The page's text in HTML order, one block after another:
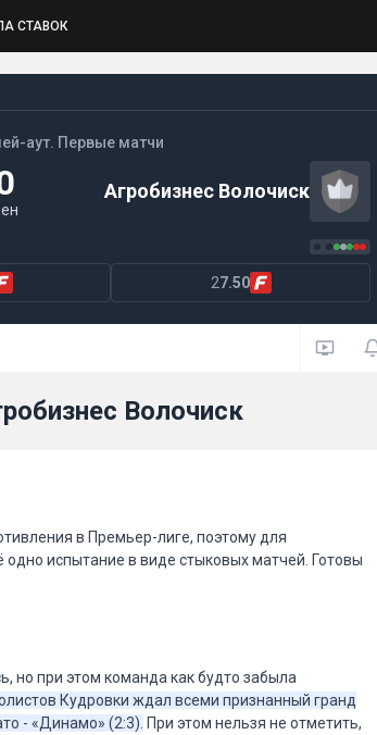
СТАВОК
аут. Первые матчи
Агробизнес Волочиск
27.50
Волочиск
в Премьер-лиге, поэтому для
испытание в виде стыковых матчей. Готовы
но при этом команда как будто забыла
Кудровки ждал всеми признанный гранд
- «Динамо» (2:3). При этом нельзя не отметить,